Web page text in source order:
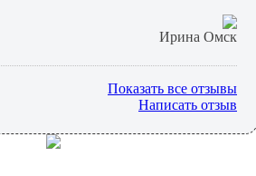
Ирина Омск
Показать все отзывы
Написать отзыв